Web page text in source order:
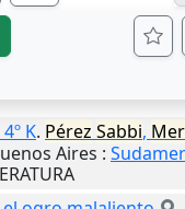
K. Pérez Sabbi,
Aires :